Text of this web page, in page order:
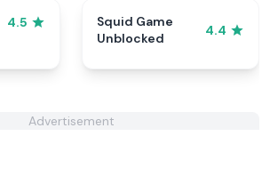
4.5
Squid Game
Unblocked
4.4
Advertisement